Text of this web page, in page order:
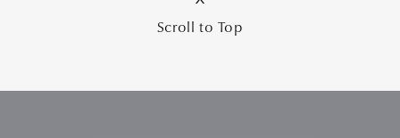
Scroll to Top